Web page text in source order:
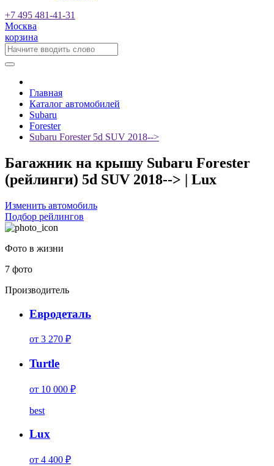
+7 495 481-41-31
Москва
корзина
Главная
Каталог автомобилей
Subaru
Forester
Subaru Forester 5d SUV 2018-->
Багажник на крышу Subaru Forester
(рейлинги) 5d SUV 2018--> | Lux
Изменить автомобиль
Подбор рейлингов
Фото в жизни
7 фото
Производитель
Евродеталь
от 3 270 ₽
Turtle
от 10 000 ₽
best
Lux
от 4 400 ₽